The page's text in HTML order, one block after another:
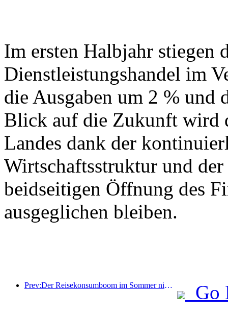
Im ersten Halbjahr stiegen
Dienstleistungshandel im
die Ausgaben um 2 %
Blick auf die Zukunft wird
Landes dank der
Wirtschaftsstruktur und
beidseitigen Öffnung des
ausgeglichen bleiben.
Prev:Der Reisekonsumboom im Sommer nimmt zu, der Markt für Kulturtourismus erlebt Neuerungen und Verbesserungen
Go